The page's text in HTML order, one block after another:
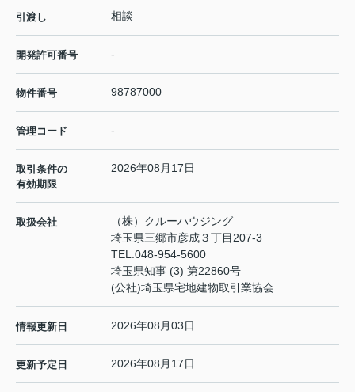
引渡し 相談
開発許可番号 -
物件番号 98787000
管理コード -
取引条件の
有効期限
2026年08月17日
取扱会社
（株）クルーハウジング
埼玉県三郷市彦成３丁目207-3
TEL:048-954-5600
埼玉県知事 (3) 第22860号
(公社)埼玉県宅地建物取引業協会
情報更新日 2026年08月03日
更新予定日 2026年08月17日